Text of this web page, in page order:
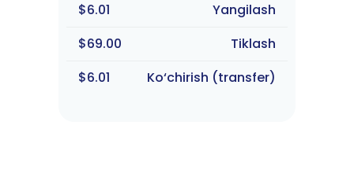
$6.01
Yangilash
$69.00
Tiklash
$6.01
Ko‘chirish (transfer)